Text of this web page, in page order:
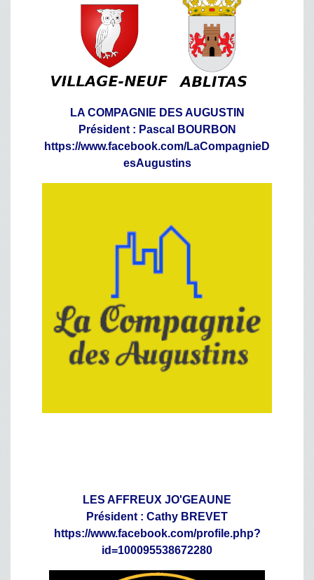
LA COMPAGNIE DES AUGUSTIN
Président : Pascal BOURBON
https://www.facebook.com/LaCompagnieD
esAugustins
LES AFFREUX JO'GEAUNE
Président : Cathy BREVET
https://www.facebook.com/profile.php?
id=100095538672280